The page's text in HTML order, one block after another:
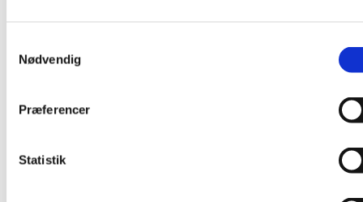
Nødvendig
Præferencer
Statistik